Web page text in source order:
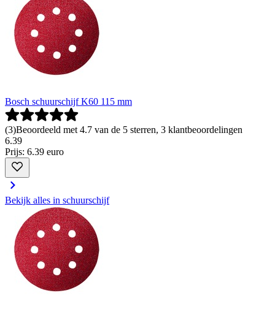
Bosch schuurschijf K60 115 mm
(3)Beoordeeld met 4.7 van de 5 sterren, 3 klantbeoordelingen
6.39
Prijs: 6.39 euro
Bekijk alles in schuurschijf